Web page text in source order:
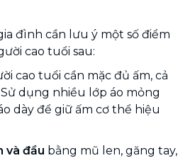
đình cần lưu ý một số điểm
cao tuổi sau:
cao tuổi cần mặc đủ ấm, cả
dụng nhiều lớp áo mỏng
dày để giữ ấm cơ thể hiệu
và đầu bằng mũ len, găng tay,